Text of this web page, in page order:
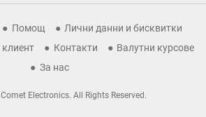
Помощ
Лични данни и бисквитки
Контакти
Валутни курсове
За нас
Electronics. All Rights Reserved.